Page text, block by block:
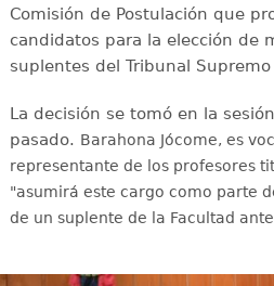
Comisión de Postulación que
candidatos para la elección de
suplentes del Tribunal Supremo
La decisión se tomó en la
pasado. Barahona Jócome, es
representante de los profesores
"asumirá este cargo como parte
de un suplente de la Facultad